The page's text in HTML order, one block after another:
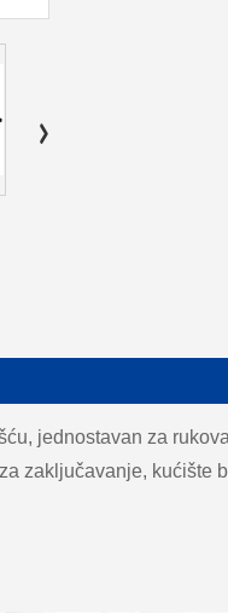
jednostavan za
zaključavanje,